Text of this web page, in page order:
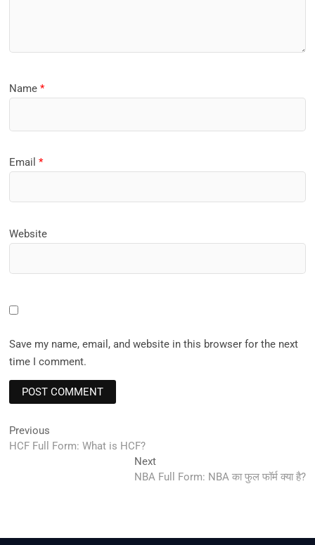
Name*
Email*
Website
Save my name, email, and website in this browser for the next
time I comment.
Post
navigation
Previous
post:
HCF Full Form: What is HCF?
NextNext
post:
NBA Full Form: NBA का फुल फॉर्म क्या है?